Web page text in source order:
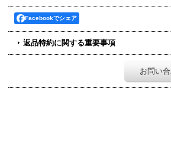
Facebookでシェア
返品特約に関する重要事項
お問い